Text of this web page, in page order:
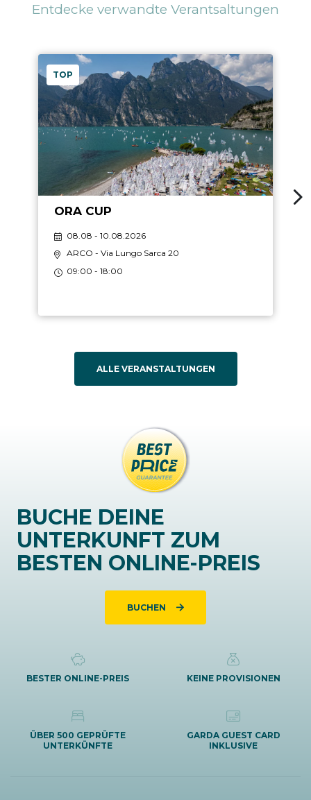
Entdecke verwandte Verantsaltungen
TOP
ORA CUP
08.08 - 10.08.2026
ARCO - Via Lungo Sarca 20
09:00 - 18:00
ALLE VERANSTALTUNGEN
BUCHE DEINE
UNTERKUNFT ZUM
BESTEN ONLINE-PREIS
BUCHEN
BESTER ONLINE-PREIS KEINE PROVISIONEN
ÜBER 500 GEPRÜFTE
UNTERKÜNFTE
GARDA GUEST CARD
INKLUSIVE